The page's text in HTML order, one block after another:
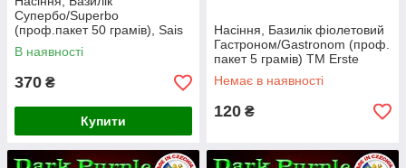
Супербо/Superbo
(проф.пакет 50 грамів), Sais
(Італія)
В наявності
370 ₴
Купити
Насіння, Базилік фіолетовий
Гастроном/Gastronom (проф.
пакет 5 грамів) ТМ Erste
Zaden
Немає в наявності
120 ₴